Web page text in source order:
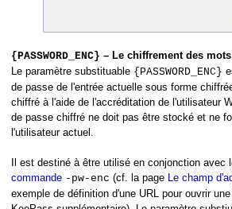
{PASSWORD_ENC} – Le chiffrement des
Le paramètre substituable {PASSWORD_ENC}
de passe de l'entrée actuelle sous forme
chiffré à l'aide de l'accréditation de l'utilisateur
de passe chiffré ne doit pas être stocké et ne
l'utilisateur actuel.
Il est destiné à être utilisé en conjonction avec
commande -pw-enc (cf. la page Le champ
exemple de définition d'une URL pour ouvrir